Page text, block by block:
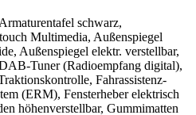
schwarz,
Multimedia, Außenspiegel
Außenspiegel elektr. verstellbar,
Tuner (Radioempfang digital),
Fahrassistenz-
(ERM), Fensterheber elektrisch
höhenverstellbar, Gummimatten